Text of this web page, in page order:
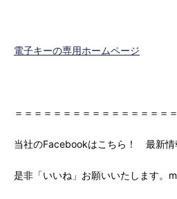
電子キーの専用ホームページ
＝＝＝＝＝＝＝＝＝＝＝＝＝＝＝＝
当社のFacebookはこちら！ 最新情
是非「いいね」お願いいたします。